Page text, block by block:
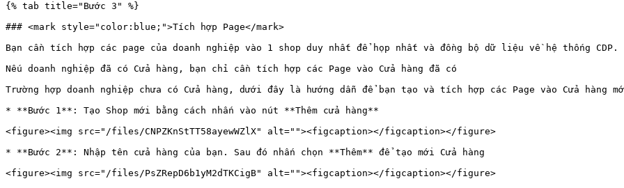
{% tab title="Bước 3" %}
### <mark style="color:blue;">Tích hợp Page</mark>
Bạn cần tích hợp các page của doanh nghiệp vào 1 shop duy nhất để họp nhất và đồng bộ dữ liệu về hệ thống CDP.
Nếu doanh nghiệp đã có Cửa hàng, bạn chỉ cần tích hợp các Page vào Cửa hàng đã có
Trường hợp doanh nghiệp chưa có Cửa hàng, dưới đây là hướng dẫn để bạn tạo và tích hợp các Page vào Cửa hàng
* **Bước 1**: Tạo Shop mới bằng cách nhấn vào nút **Thêm cửa hàng**
<figure><img src="/files/CNPZKnStTT58ayewWZlX" alt=""><figcaption></figcaption></figure>
* **Bước 2**: Nhập tên cửa hàng của bạn. Sau đó nhấn chọn **Thêm** để tạo mới Cửa hàng
<figure><img src="/files/PsZRepD6b1yM2dTKCigB" alt=""><figcaption></figcaption></figure>